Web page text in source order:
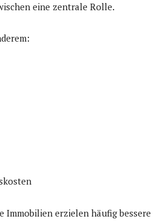
eine zentrale Rolle.
Immobilien erzielen häufig bessere